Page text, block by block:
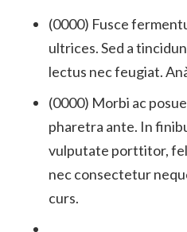
(0000) Fusce
ultrices. Sed a
lectus nec feugiat.
(0000) Morbi ac
pharetra ante. In
vulputate porttitor,
nec consectetur
curs.